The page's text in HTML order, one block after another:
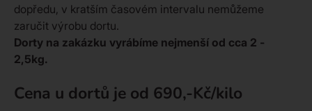
dopředu, v kratším časovém intervalu nemůžeme
zaručit výrobu dortu.
Dorty na zakázku vyrábíme nejmenší od cca 2 -
2,5kg.
Cena u dortů je od 690,-Kč/kilo